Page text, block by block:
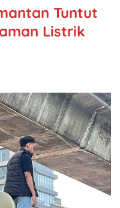
Tuntut
Listrik